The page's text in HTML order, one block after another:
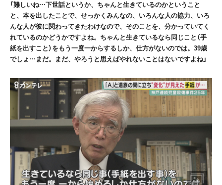
「難しいね…下世話というか、ちゃんと生きているのかということ
と、本を出したことで、せっかくみんなの、いろんな人の協力、いろ
んな人が彼に関わってきたわけなので、そのことを、分かっていてく
れているのかどうかですよね。ちゃんと生きているなら同じこと（手
紙を出すこと）をもう一度一からするしか、仕方がないのでは。39歳
でしょ…まだ。まだ、やろうと思えばやれないことはないですよね」